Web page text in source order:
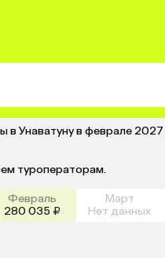
в Унаватуну в феврале
туроператорам.
Февраль
280 035 ₽
Март
Нет данных